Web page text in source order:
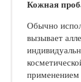
Кожная
Обычно
вызывает
применением